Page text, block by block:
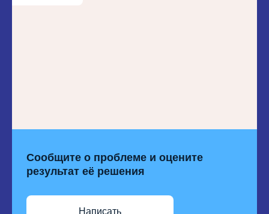
Сообщите о проблеме и оцените
результат её решения
Написать